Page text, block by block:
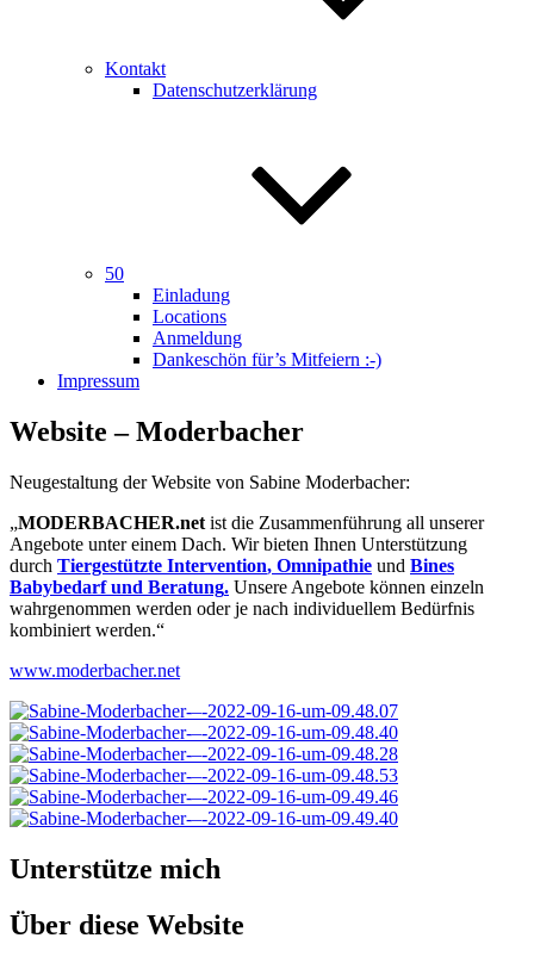
Kontakt
Datenschutzerklärung
50
Einladung
Locations
Anmeldung
Dankeschön für’s Mitfeiern :-)
Impressum
Website – Moderbacher
Neugestaltung der Website von Sabine Moderbacher:
„MODERBACHER.net ist die Zusammenführung all unserer
Angebote unter einem Dach. Wir bieten Ihnen Unterstützung
durch Tiergestützte Intervention, Omnipathie und Bines
Babybedarf und Beratung. Unsere Angebote können einzeln
wahrgenommen werden oder je nach individuellem Bedürfnis
kombiniert werden.“
www.moderbacher.net
Unterstütze mich
Über diese Website